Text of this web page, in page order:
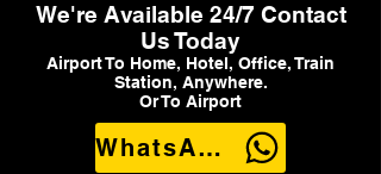
We're Available 24/7 Contact
Us Today
Airport To Home, Hotel, Office, Train
Station, Anywhere.
Or To Airport
WhatsApp Us